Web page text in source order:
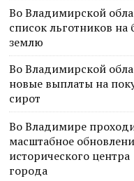
Во Владимирской
список льготников на
землю
Во Владимирской
новые выплаты на
сирот
Во Владимире
масштабное
исторического центра
города